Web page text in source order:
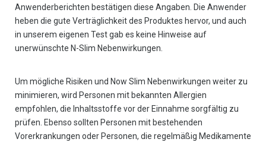
Anwenderberichten bestätigen diese Angaben. Die Anwender
heben die gute Verträglichkeit des Produktes hervor, und auch
in unserem eigenen Test gab es keine Hinweise auf
unerwünschte N-Slim Nebenwirkungen.
Um mögliche Risiken und Now Slim Nebenwirkungen weiter zu
minimieren, wird Personen mit bekannten Allergien
empfohlen, die Inhaltsstoffe vor der Einnahme sorgfältig zu
prüfen. Ebenso sollten Personen mit bestehenden
Vorerkrankungen oder Personen, die regelmäßig Medikamente